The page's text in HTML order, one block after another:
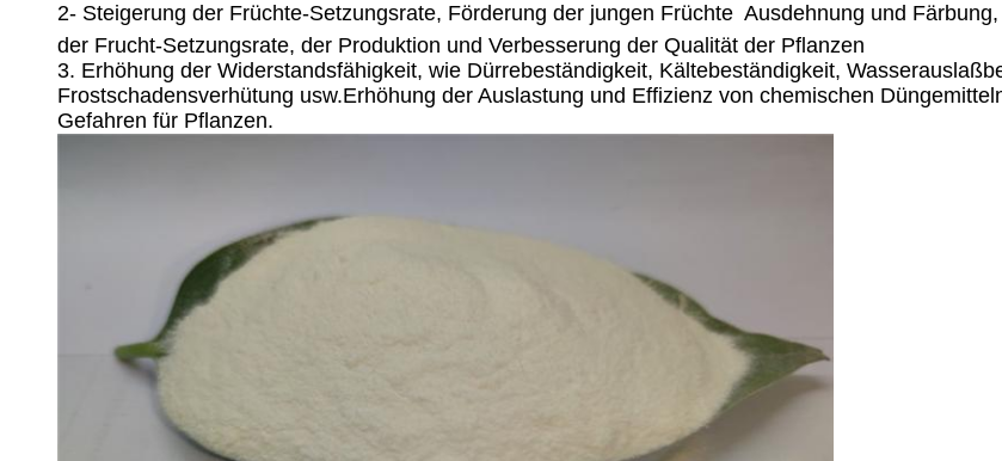
2- Steigerung der Früchte-Setzungsrate, Förderung der jungen Früchte  Ausdehnung und
der Frucht-Setzungsrate, der Produktion und Verbesserung der Qualität der Pflanzen
3. Erhöhung der Widerstandsfähigkeit, wie Dürrebeständigkeit, Kältebeständigkeit,
Frostschadensverhütung usw.Erhöhung der Auslastung und Effizienz von chemischen
Gefahren für Pflanzen.